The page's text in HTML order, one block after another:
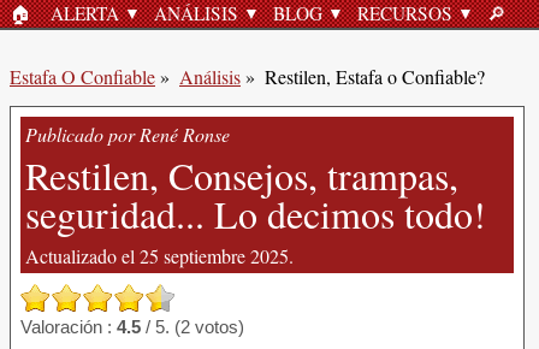
INICIO
🏠︎ ALERTA ANÁLISIS BLOG RECURSOS 🔎︎
Estafa O Confiable» Análisis» Restilen, Estafa o Confiable?
Publicado por René Ronse
Restilen, Consejos, trampas,
seguridad... Lo decimos todo!
Actualizado el 25 septiembre 2025.
Valoración : 4.5 / 5. (2 votos)